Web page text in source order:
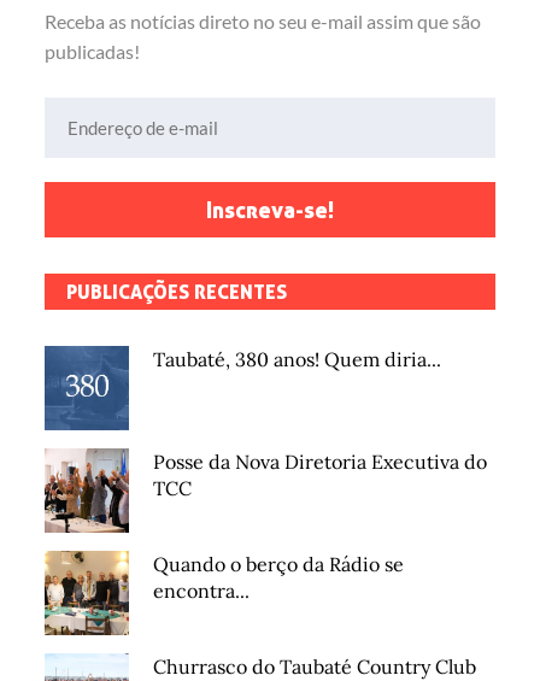
Receba as notícias direto no seu e-mail assim que são
publicadas!
Inscreva-se!
PUBLICAÇÕES RECENTES
Taubaté, 380 anos! Quem diria...
Posse da Nova Diretoria Executiva do
TCC
Quando o berço da Rádio se
encontra...
Churrasco do Taubaté Country Club